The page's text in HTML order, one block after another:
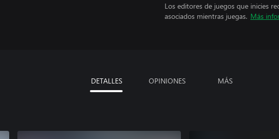
Los editores de juegos que inicies
asociados mientras juegas. Más
DETALLES OPINIONES MÁS